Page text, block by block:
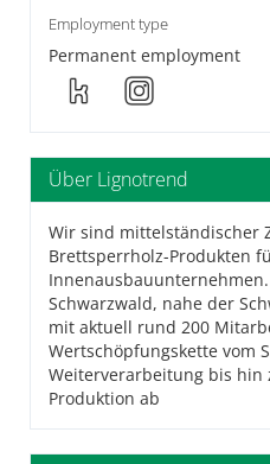
Employment type
Permanent employment
Über Lignotrend
Wir sind mittelständischer
Brettsperrholz-Produkten
Schwarzwald, nahe der
mit aktuell rund 200
Wertschöpfungskette vom
Weiterverarbeitung bis hin
Produktion ab